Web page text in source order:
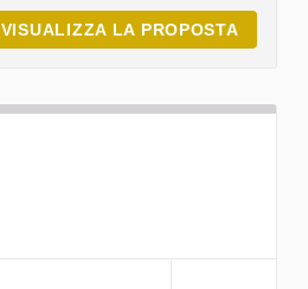
VISUALIZZA LA PROPOSTA